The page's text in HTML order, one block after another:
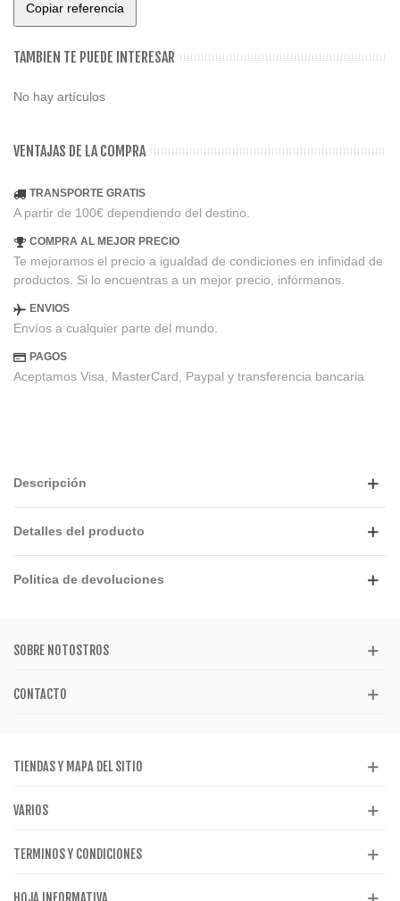
Copiar referencia
TAMBIEN TE PUEDE INTERESAR
No hay artículos
VENTAJAS DE LA COMPRA
TRANSPORTE GRATIS
A partir de 100€ dependiendo del destino.
COMPRA AL MEJOR PRECIO
Te mejoramos el precio a igualdad de condiciones en infinidad de
productos. Si lo encuentras a un mejor precio, infórmanos.
ENVIOS
Envíos a cualquier parte del mundo.
PAGOS
Aceptamos Visa, MasterCard, Paypal y transferencia bancaria
Descripción
Detalles del producto
Politica de devoluciones
SOBRE NOTOSTROS
CONTACTO
TIENDAS Y MAPA DEL SITIO
VARIOS
TERMINOS Y CONDICIONES